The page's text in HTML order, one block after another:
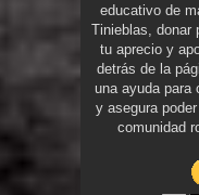
educativo de
Tinieblas, donar
tu aprecio y
detrás de la
una ayuda para
y asegura
comunidad